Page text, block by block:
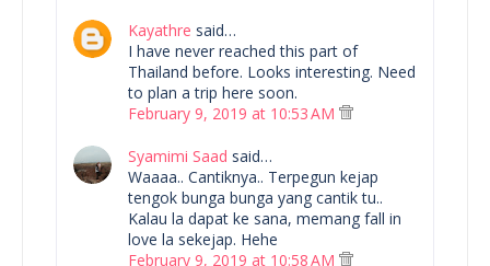
Kayathre said…
I have never reached this part of
Thailand before. Looks interesting. Need
to plan a trip here soon.
February 9, 2019 at 10:53 AM
Syamimi Saad said…
Waaaa.. Cantiknya.. Terpegun kejap
tengok bunga bunga yang cantik tu..
Kalau la dapat ke sana, memang fall in
love la sekejap. Hehe
February 9, 2019 at 10:58 AM